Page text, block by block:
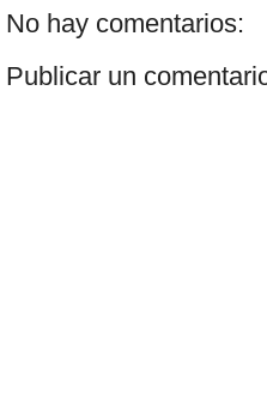
No hay comentarios:
Publicar un